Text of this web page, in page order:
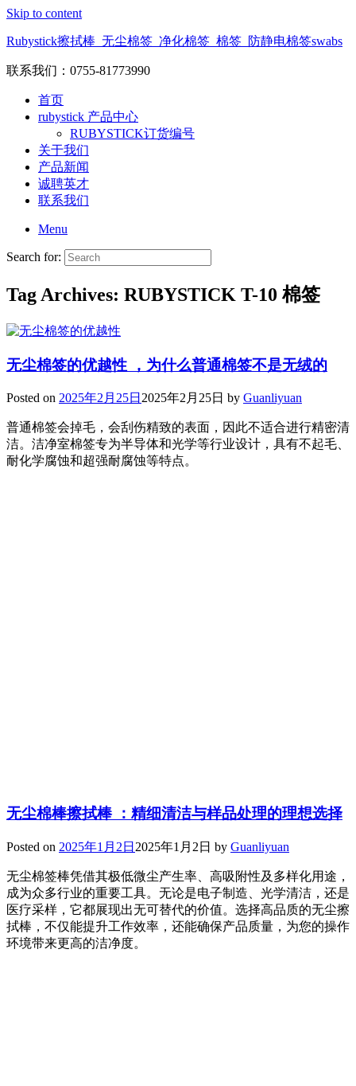
Skip to content
Rubystick擦拭棒_无尘棉签_净化棉签_棉签_防静电棉签swabs
联系我们：0755-81773990
首页
rubystick 产品中心
RUBYSTICK订货编号
关于我们
产品新闻
诚聘英才
联系我们
Menu
Search for:
Tag Archives: RUBYSTICK T-10 棉签
无尘棉签的优越性 ，为什么普通棉签不是无绒的
Posted on 2025年2月25日 2025年2月25日 by Guanliyuan
普通棉签会掉毛，会刮伤精致的表面，因此不适合进行精密清
洁。洁净室棉签专为半导体和光学等行业设计，具有不起毛、
耐化学腐蚀和超强耐腐蚀等特点。
无尘棉棒擦拭棒 ：精细清洁与样品处理的理想选择
Posted on 2025年1月2日 2025年1月2日 by Guanliyuan
无尘棉签棒凭借其极低微尘产生率、高吸附性及多样化用途，
成为众多行业的重要工具。无论是电子制造、光学清洁，还是
医疗采样，它都展现出无可替代的价值。选择高品质的无尘擦
拭棒，不仅能提升工作效率，还能确保产品质量，为您的操作
环境带来更高的洁净度。